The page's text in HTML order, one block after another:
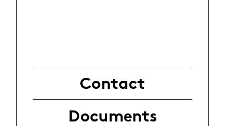
Contact
Documents